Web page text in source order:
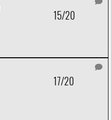
15/20
17/20